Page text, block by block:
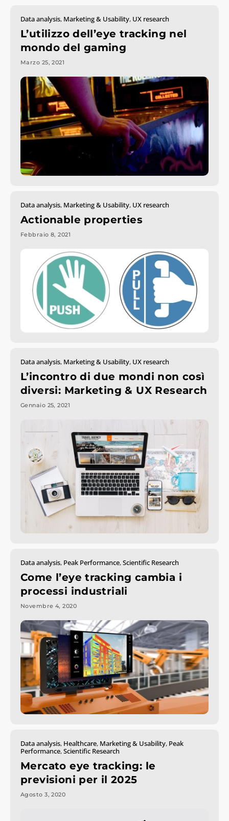
Data analysis, Marketing & Usability, UX research
L’utilizzo dell’eye tracking nel
mondo del gaming
Marzo 25, 2021
Data analysis, Marketing & Usability, UX research
Actionable properties
Febbraio 8, 2021
Data analysis, Marketing & Usability, UX research
L’incontro di due mondi non così
diversi: Marketing & UX Research
Gennaio 25, 2021
Data analysis, Peak Performance,Scientific Research
Come l’eye tracking cambia i
processi industriali
Novembre 4, 2020
Data analysis, Healthcare, Marketing & Usability, Peak
Performance,Scientific Research
Mercato eye tracking: le
previsioni per il 2025
Agosto 3, 2020